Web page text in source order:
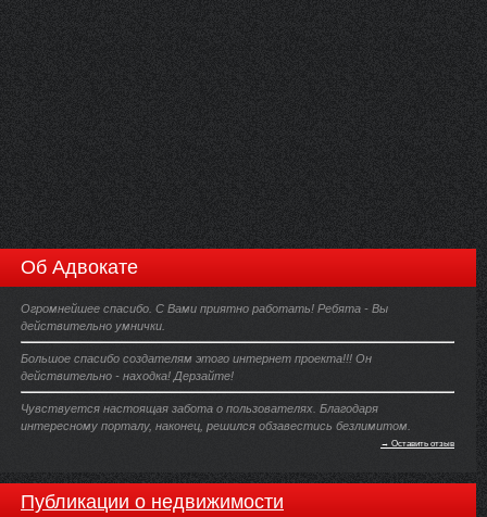
Об Адвокате
Огромнейшее спасибо. С Вами приятно работать! Ребята - Вы
действительно умнички.
Большое спасибо создателям этого интернет проекта!!! Он
действительно - находка! Дерзайте!
Чувствуется настоящая забота о пользователях. Благодаря
интересному порталу, наконец, решился обзавестись безлимитом.
→ Оставить отзыв
Публикации о недвижимости